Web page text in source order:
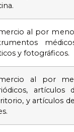
al por
y fotográficos.
al por
artículos
y artículos